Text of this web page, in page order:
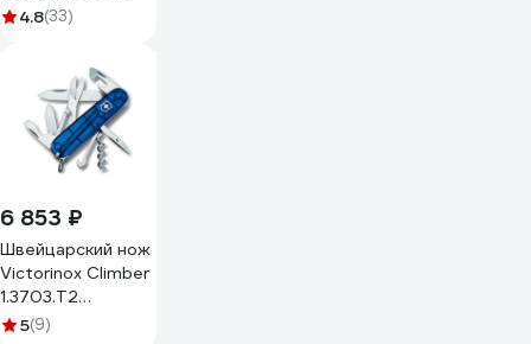
4.8(33)
6 853 ₽
Швейцарский нож
Victorinox Climber
1.3703.T2
полупрозрачный
5(9)